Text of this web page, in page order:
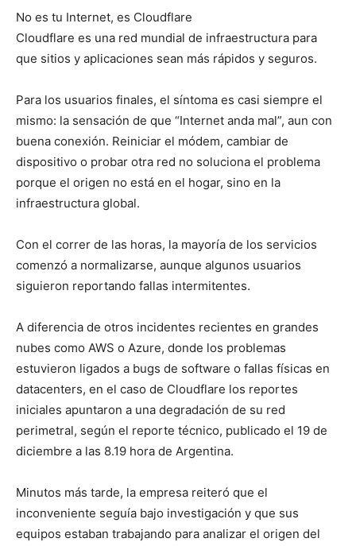
No es tu Internet, es Cloudflare
Cloudflare es una red mundial de infraestructura para
que sitios y aplicaciones sean más rápidos y seguros.
Para los usuarios finales, el síntoma es casi siempre el
mismo: la sensación de que “Internet anda mal”, aun con
buena conexión. Reiniciar el módem, cambiar de
dispositivo o probar otra red no soluciona el problema
porque el origen no está en el hogar, sino en la
infraestructura global.
Con el correr de las horas, la mayoría de los servicios
comenzó a normalizarse, aunque algunos usuarios
siguieron reportando fallas intermitentes.
A diferencia de otros incidentes recientes en grandes
nubes como AWS o Azure, donde los problemas
estuvieron ligados a bugs de software o fallas físicas en
datacenters, en el caso de Cloudflare los reportes
iniciales apuntaron a una degradación de su red
perimetral, según el reporte técnico, publicado el 19 de
diciembre a las 8.19 hora de Argentina.
Minutos más tarde, la empresa reiteró que el
inconveniente seguía bajo investigación y que sus
equipos estaban trabajando para analizar el origen del